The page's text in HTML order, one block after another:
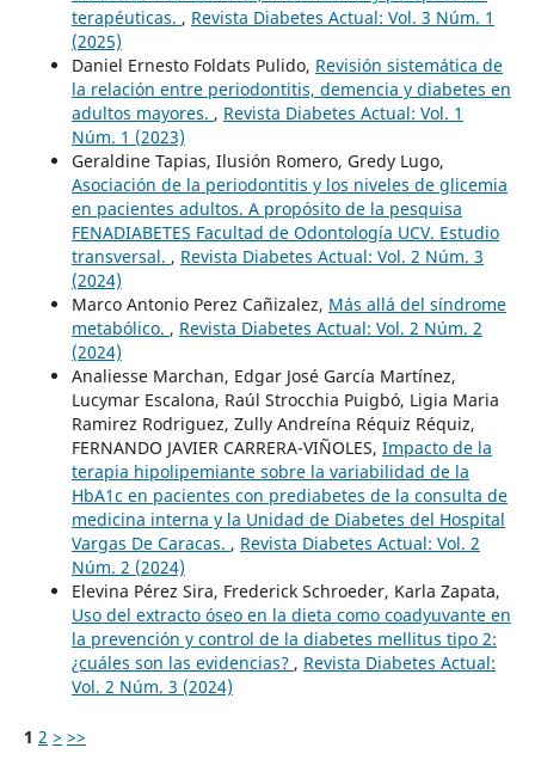
terapéuticas. , Revista Diabetes Actual: Vol. 3 Núm. 1
(2025)
Daniel Ernesto Foldats Pulido, Revisión sistemática de
la relación entre periodontitis, demencia y diabetes en
adultos mayores. , Revista Diabetes Actual: Vol. 1
Núm. 1 (2023)
Geraldine Tapias, Ilusión Romero, Gredy Lugo,
Asociación de la periodontitis y los niveles de glicemia
en pacientes adultos. A propósito de la pesquisa
FENADIABETES Facultad de Odontología UCV. Estudio
transversal. , Revista Diabetes Actual: Vol. 2 Núm. 3
(2024)
Marco Antonio Perez Cañizalez, Más allá del síndrome
metabólico. , Revista Diabetes Actual: Vol. 2 Núm. 2
(2024)
Analiesse Marchan, Edgar José García Martínez,
Lucymar Escalona, Raúl Strocchia Puigbó, Ligia Maria
Ramirez Rodriguez, Zully Andreína Réquiz Réquiz,
FERNANDO JAVIER CARRERA-VIÑOLES, Impacto de la
terapia hipolipemiante sobre la variabilidad de la
HbA1c en pacientes con prediabetes de la consulta de
medicina interna y la Unidad de Diabetes del Hospital
Vargas De Caracas. , Revista Diabetes Actual: Vol. 2
Núm. 2 (2024)
Elevina Pérez Sira, Frederick Schroeder, Karla Zapata,
Uso del extracto óseo en la dieta como coadyuvante en
la prevención y control de la diabetes mellitus tipo 2:
¿cuáles son las evidencias? , Revista Diabetes Actual:
Vol. 2 Núm. 3 (2024)
1 2 > >>